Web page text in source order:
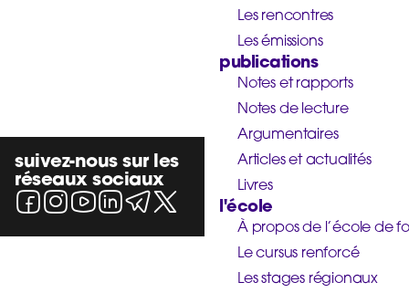
suivez-nous sur les
réseaux sociaux
Les rencontres
Les émissions
publications
Notes et rapports
Notes de lecture
Argumentaires
Articles et actualités
Livres
l'école
À propos de l’école de
Le cursus renforcé
Les stages régionaux